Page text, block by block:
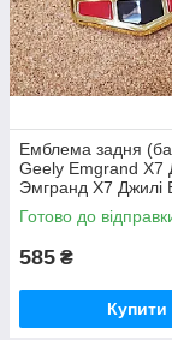
Емблема задня
Geely Emgrand X7
Эмгранд Х7 Джилі
Х7
Готово до
585 ₴
Купити